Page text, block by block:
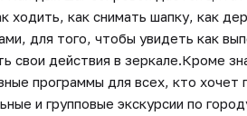
ходить, как снимать шапку, как
для того, чтобы увидеть как
свои действия в зеркале.Кроме
программы для всех, кто
и групповые экскурсии по